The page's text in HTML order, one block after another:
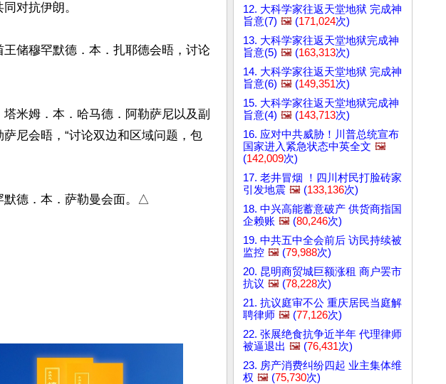
对抗伊朗。
储穆罕默德．本．扎耶德会晤，讨论
米姆．本．哈马德．阿勒萨尼以及副
尼会晤，“讨论双边和区域问题，包
默德．本．萨勒曼会面。△
12. 大科学家往返天堂地狱 完成神
旨意(7) 🖼️ (171,024次)
13. 大科学家往返天堂地狱完成神
旨意(5) 🖼️ (163,313次)
14. 大科学家往返天堂地狱 完成神
旨意(6) 🖼️ (149,351次)
15. 大科学家往返天堂地狱完成神
旨意(4) 🖼️ (143,713次)
16. 应对中共威胁！川普总统宣布
国家进入紧急状态中英全文 🖼️
(142,009次)
17. 老井冒烟 ！四川村民打脸砖家
引发地震 🖼️ (133,136次)
18. 中兴高能蓄意破产 供货商指国
企赖账 🖼️ (80,246次)
19. 中共五中全会前后 访民持续被
监控 🖼️ (79,988次)
20. 昆明商贸城巨额涨租 商户罢市
抗议 🖼️ (78,228次)
21. 抗议庭审不公 重庆居民当庭解
聘律师 🖼️ (77,126次)
22. 张展绝食抗争近半年 代理律师
被逼退出 🖼️ (76,431次)
23. 房产消费纠纷四起 业主集体维
权 🖼️ (75,730次)